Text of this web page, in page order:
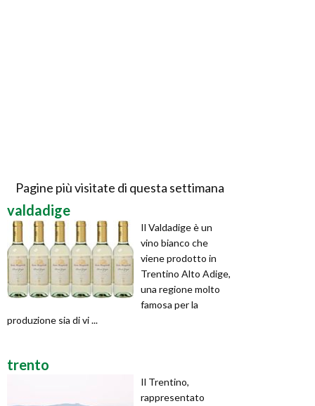
Pagine più visitate di questa settimana
valdadige
Il Valdadige è un
vino bianco che
viene prodotto in
Trentino Alto Adige,
una regione molto
famosa per la
produzione sia di vi ...
trento
Il Trentino,
rappresentato